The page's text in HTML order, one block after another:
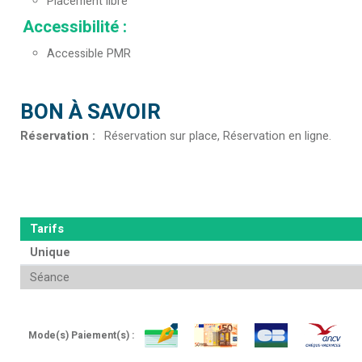
Accessibilité :
Accessible PMR
BON À SAVOIR
Réservation : Réservation sur place Réservation en ligne
Tarifs
Unique
Séance
Mode(s) Paiement(s) :